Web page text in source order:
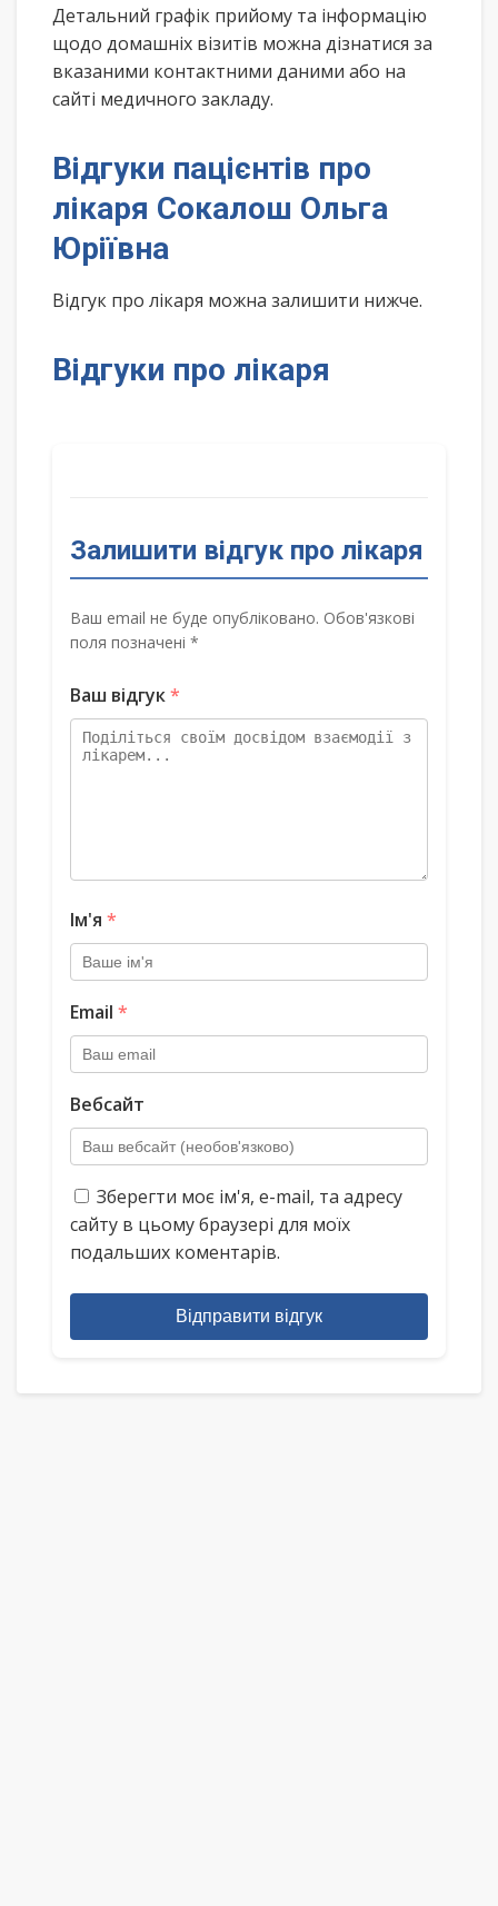
Детальний графік прийому та інформацію
щодо домашніх візитів можна дізнатися за
вказаними контактними даними або на
сайті медичного закладу.
Відгуки пацієнтів про
лікаря Сокалош Ольга
Юріївна
Відгук про лікаря можна залишити нижче.
Відгуки про лікаря
Залишити відгук про лікаря
Ваш email не буде опубліковано. Обов'язкові
поля позначені *
Ваш відгук*
Ім'я *
Email *
Вебсайт
Зберегти моє ім'я, e-mail, та адресу
сайту в цьому браузері для моїх
подальших коментарів.
Відправити відгук